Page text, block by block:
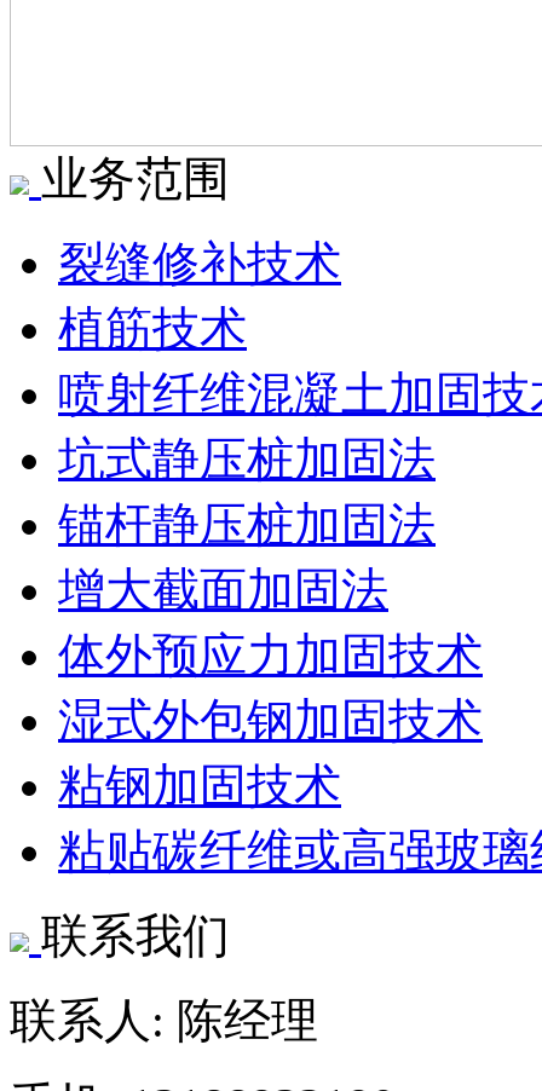
业务范围
裂缝修补技术
植筋技术
喷射纤维混凝土加固技
坑式静压桩加固法
锚杆静压桩加固法
增大截面加固法
体外预应力加固技术
湿式外包钢加固技术
粘钢加固技术
粘贴碳纤维或高强玻
联系我们
联系人: 陈经理